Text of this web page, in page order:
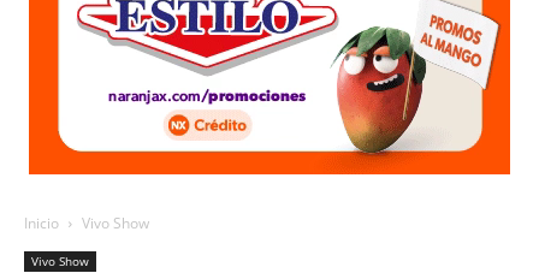
Inicio Vivo Show
Vivo Show